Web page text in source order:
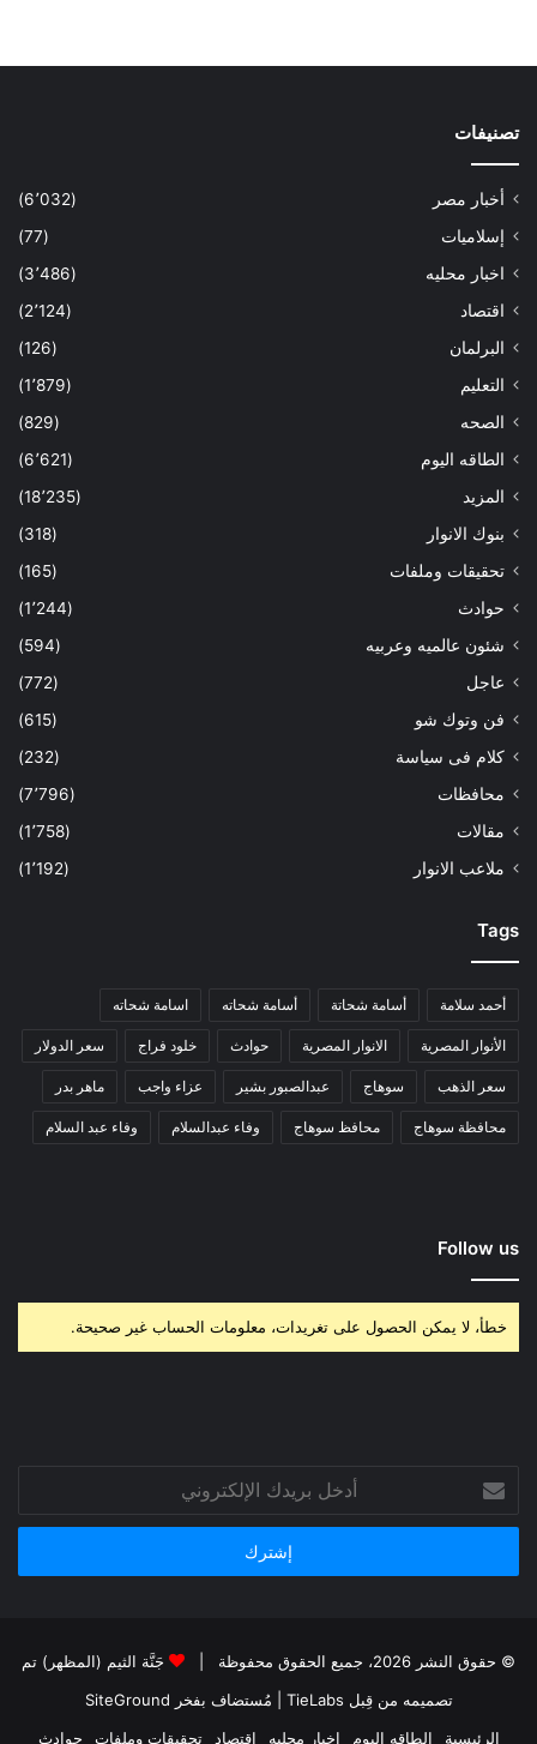
تصنيفات
أخبار مصر
(6٬032)
إسلاميات
(77)
اخبار محليه
(3٬486)
اقتصاد
(2٬124)
البرلمان
(126)
التعليم
(1٬879)
الصحه
(829)
الطاقه اليوم
(6٬621)
المزيد
(18٬235)
بنوك الانوار
(318)
تحقيقات وملفات
(165)
حوادث
(1٬244)
شئون عالميه وعربيه
(594)
عاجل
(772)
فن وتوك شو
(615)
كلام فى سياسة
(232)
محافظات
(7٬796)
مقالات
(1٬758)
ملاعب الانوار
(1٬192)
Tags
أحمد سلامة أسامة شحاتة أسامة شحاته اسامة شحاته
الأنوار المصرية الانوار المصرية حوادث خلود فراج سعر الدولار
سعر الذهب سوهاج عبدالصبور بشير عزاء واجب ماهر بدر
محافظة سوهاج محافظ سوهاج وفاء عبدالسلام وفاء عبد السلام
Follow us
خطأ، لا يمكن الحصول على تغريدات، معلومات الحساب غير صحيحة.
بريدك
الإلكتروني
© حقوق النشر 2026، جميع الحقوق محفوظة |
جَنَّة الثيم (المظهر) تم
تصميمه من قِبل TieLabs
| مُستضاف بفخر SiteGround
الرئيسية
الطاقه اليوم اخبار محليه اقتصاد تحقيقات وملفات حوادث